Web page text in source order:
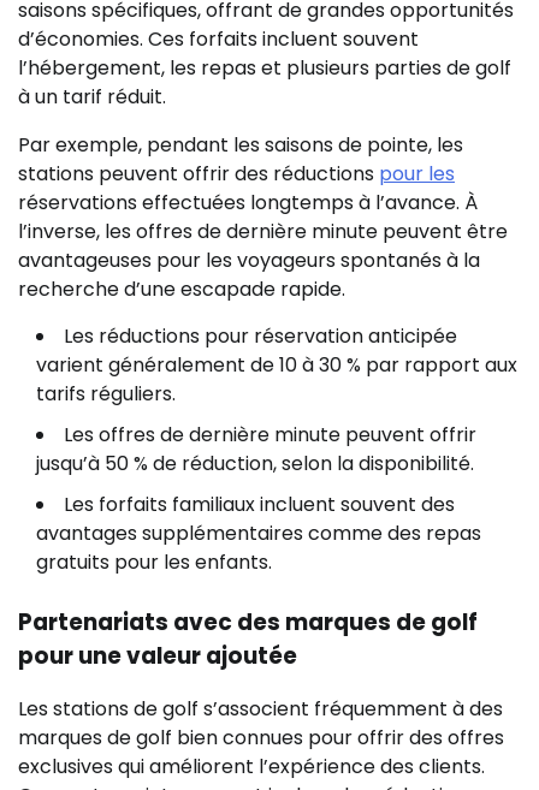
saisons spécifiques, offrant de grandes opportunités
d’économies. Ces forfaits incluent souvent
l’hébergement, les repas et plusieurs parties de golf
à un tarif réduit.
Par exemple, pendant les saisons de pointe, les
stations peuvent offrir des réductions pour les
réservations effectuées longtemps à l’avance. À
l’inverse, les offres de dernière minute peuvent être
avantageuses pour les voyageurs spontanés à la
recherche d’une escapade rapide.
Les réductions pour réservation anticipée
varient généralement de 10 à 30 % par rapport aux
tarifs réguliers.
Les offres de dernière minute peuvent offrir
jusqu’à 50 % de réduction, selon la disponibilité.
Les forfaits familiaux incluent souvent des
avantages supplémentaires comme des repas
gratuits pour les enfants.
Partenariats avec des marques de golf
pour une valeur ajoutée
Les stations de golf s’associent fréquemment à des
marques de golf bien connues pour offrir des offres
exclusives qui améliorent l’expérience des clients.